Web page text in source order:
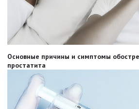
Основные причины и симптомы
простатита